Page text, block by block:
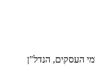
העסקים, הנדל"ן